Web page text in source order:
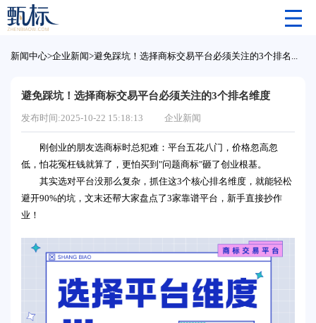
新闻中心>企业新闻> 避免踩坑！选择商标交易平台必须关注的3个排名维度
避免踩坑！选择商标交易平台必须关注的3个排名维度
发布时间:2025-10-22 15:18:13 企业新闻
刚创业的朋友选商标时总犯难：平台五花八门，价格忽高忽
低，怕花冤枉钱就算了，更怕买到"问题商标"砸了创业根基。
其实选对平台没那么复杂，抓住这3个核心排名维度，就能轻松
避开90%的坑，文末还帮大家盘点了3家靠谱平台，新手直接抄作
业！